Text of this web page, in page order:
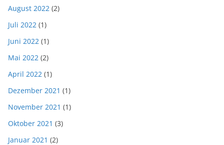
August 2022 (2)
Juli 2022 (1)
Juni 2022 (1)
Mai 2022 (2)
April 2022 (1)
Dezember 2021 (1)
November 2021 (1)
Oktober 2021 (3)
Januar 2021 (2)